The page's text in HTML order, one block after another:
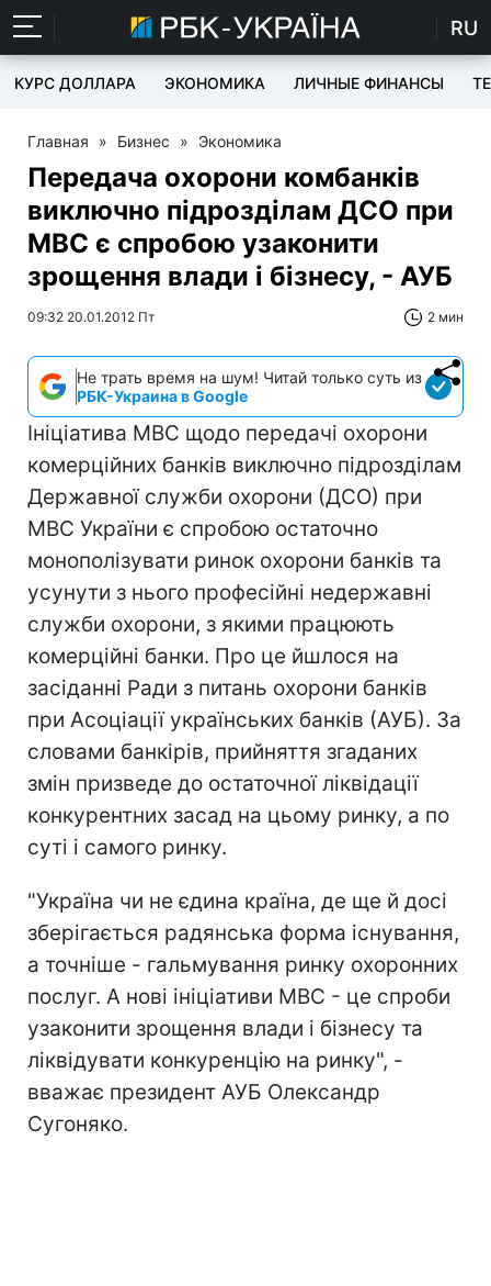
RU
КУРС ДОЛЛАРА ЭКОНОМИКА ЛИЧНЫЕ ФИНАНСЫ
Главная » Бизнес » Экономика
Передача охорони комбанків
виключно підрозділам ДСО при
МВС є спробою узаконити
зрощення влади і бізнесу, - АУБ
09:32 20.01.2012 Пт 2 мин
Не трать время на шум! Читай только суть из
РБК-Украина в Google
Ініціатива МВС щодо передачі охорони
комерційних банків виключно підрозділам
Державної служби охорони (ДСО) при
МВС України є спробою остаточно
монополізувати ринок охорони банків та
усунути з нього професійні недержавні
служби охорони, з якими працюють
комерційні банки. Про це йшлося на
засіданні Ради з питань охорони банків
при Асоціації українських банків (АУБ). За
словами банкірів, прийняття згаданих
змін призведе до остаточної ліквідації
конкурентних засад на цьому ринку, а по
суті і самого ринку.
"Україна чи не єдина країна, де ще й досі
зберігається радянська форма існування,
а точніше - гальмування ринку охоронних
послуг. А нові ініціативи МВС - це спроби
узаконити зрощення влади і бізнесу та
ліквідувати конкуренцію на ринку", -
вважає президент АУБ Олександр
Сугоняко.